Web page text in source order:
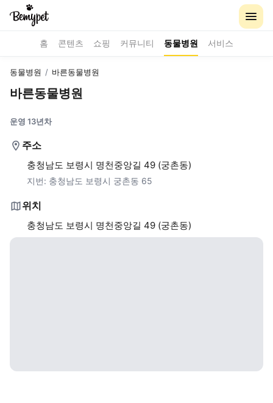
홈 콘텐츠 쇼핑 커뮤니티 동물병원 서비스
동물병원 / 바른동물병원
바른동물병원
운영 13년차
주소
충청남도 보령시 명천중앙길 49 (궁촌동)
지번: 충청남도 보령시 궁촌동 65
위치
충청남도 보령시 명천중앙길 49 (궁촌동)